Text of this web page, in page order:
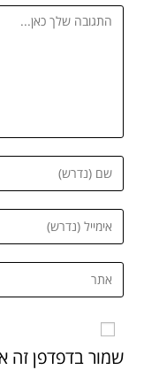
שמור בדפדפן זה